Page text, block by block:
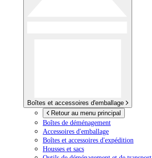
Boîtes et accessoires d'emballage
Retour au menu principal
Boîtes de déménagement
Accessoires d'emballage
Boîtes et accessoires d'expédition
Housses et sacs